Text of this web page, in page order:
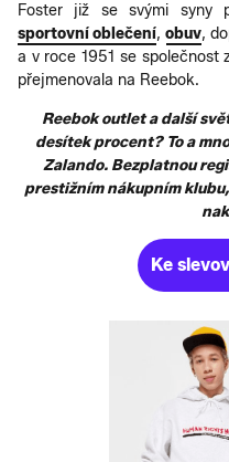
Foster již se svými syny
sportovní oblečení, obuv,
a v roce 1951 se společnost
přejmenovala na Reebok.
Reebok outlet a další
desítek procent? To a
Zalando. Bezplatnou
prestižním nákupním
Ke